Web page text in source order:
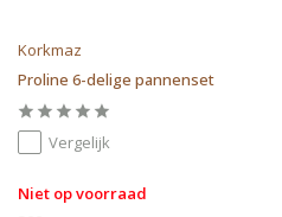
Korkmaz
Proline 6-delige pannenset
Vergelijk
Niet op voorraad